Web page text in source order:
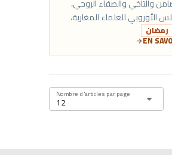
والتآخي والصفاء الروحي،
الأوروبي للعلماء المغاربة،
مع سفارة المملكة المغربية
الأ...
رمضان
EN
arrow_forward
12
Nombre d'articles par page arrow_drop_down